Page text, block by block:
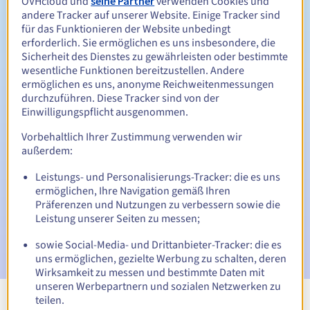
Verlängerungszeitraum Zwischen 1 und 5 Jahren
Rückgewinnungsfrist 30 Tage
Automatische Benachrichtigungen:
Warn-E-Mails: 60, 30, 15, 7 und 3 Tage vor dem
Ablaufdatum
E-Mail am Ablaufdatumzur Benachrichtigung über die
Sperrung des Domainnamens
E-Mail nach Ablauf der Rückgewinnungsfrist
Benachrichtigung über die Löschung des Domainnamens
andere Tracker auf unserer Website. Einige Tracker sind
für das Funktionieren der Website unbedingt
erforderlich. Sie ermöglichen es uns insbesondere, die
Sicherheit des Dienstes zu gewährleisten oder bestimmte
wesentliche Funktionen bereitzustellen. Andere
ermöglichen es uns, anonyme Reichweitenmessungen
durchzuführen. Diese Tracker sind von der
Einwilligungspflicht ausgenommen.
Vorbehaltlich Ihrer Zustimmung verwenden wir
außerdem:
Leistungs- und Personalisierungs-Tracker: die es uns
ermöglichen, Ihre Navigation gemäß Ihren
Präferenzen und Nutzungen zu verbessern sowie die
Leistung unserer Seiten zu messen;
sowie Social-Media- und Drittanbieter-Tracker: die es
uns ermöglichen, gezielte Werbung zu schalten, deren
Wirksamkeit zu messen und bestimmte Daten mit
unseren Werbepartnern und sozialen Netzwerken zu
teilen.